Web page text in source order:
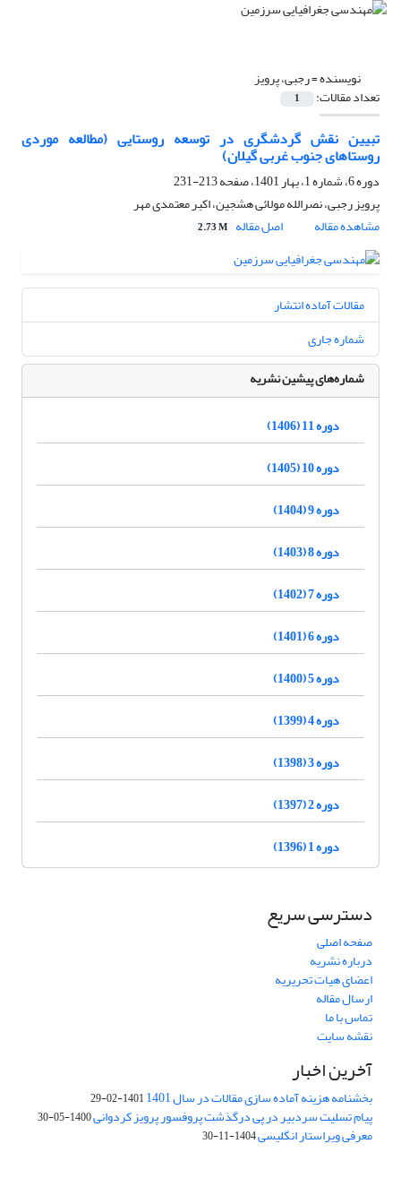
نویسنده =رجبی، پرویز
تعداد مقالات: 1
تبیین نقش گردشگری در توسعه روستایی (مطالعه موردی
روستاهای جنوب غربی گیلان)
دوره 6، شماره 1، بهار 1401، صفحه
213-231
پرویز رجبی، نصرالله مولائی هشجین، اکبر معتمدی مهر
مشاهده مقاله
اصل مقاله 2.73 M
مقالات آماده انتشار
شماره جاری
شماره‌های پیشین نشریه
دوره 11 (1406)
دوره 10 (1405)
دوره 9 (1404)
دوره 8 (1403)
دوره 7 (1402)
دوره 6 (1401)
دوره 5 (1400)
دوره 4 (1399)
دوره 3 (1398)
دوره 2 (1397)
دوره 1 (1396)
دسترسی سریع
صفحه اصلی
درباره نشریه
اعضای هیات تحریریه
ارسال مقاله
تماس با ما
نقشه سایت
آخرین اخبار
بخشنامه هزینه آماده سازی مقالات در سال 1401 1401-02-29
پیام تسلیت سردبیر در پی درگذشت پروفسور پرویز کردوانی1400-05-30
معرفی ویراستار انگلیسی1404-11-30